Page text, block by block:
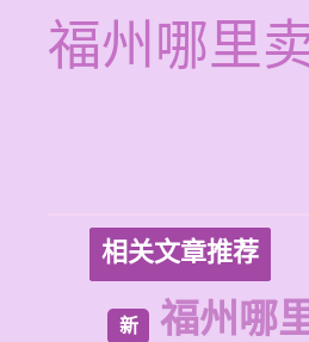
福州哪里
相关文章推荐
新 福州哪